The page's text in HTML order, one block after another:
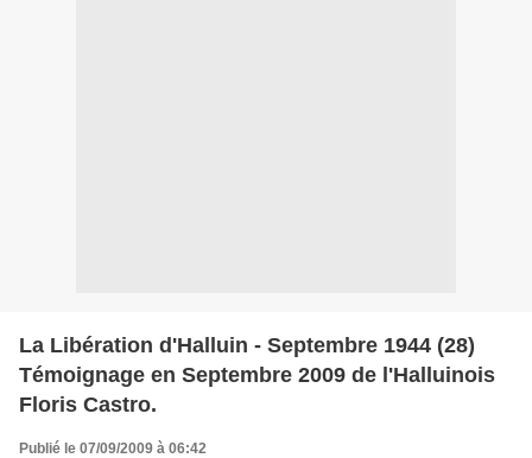
La Libération d'Halluin - Septembre 1944 (28)
Témoignage en Septembre 2009 de l'Halluinois
Floris Castro.
Publié le 07/09/2009 à 06:42